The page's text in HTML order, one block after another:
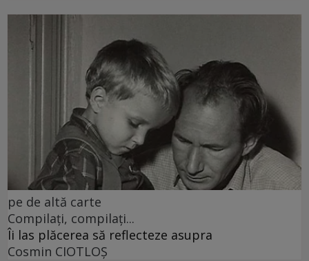
pe de altă carte
Compilați, compilați...
Îi las plăcerea să reflecteze asupra
Cosmin CIOTLOŞ